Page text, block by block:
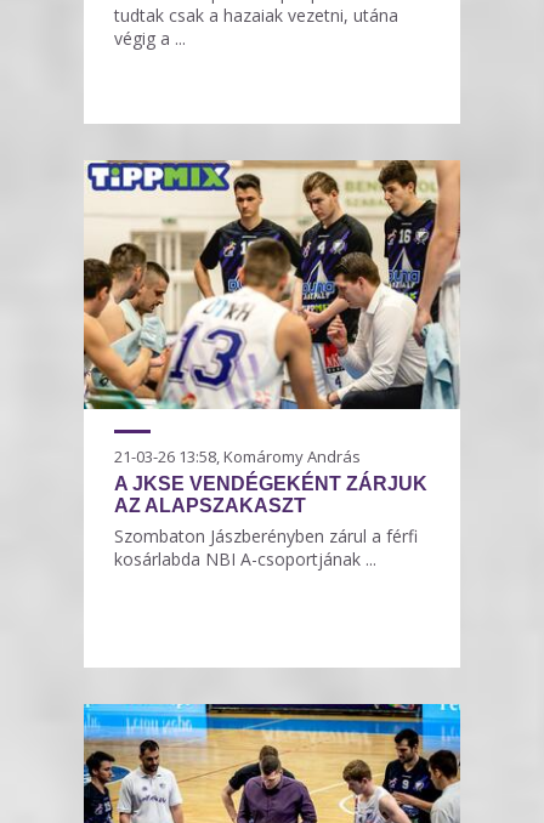
tudtak csak a hazaiak vezetni, utána
végig a ...
21-03-26 13:58, Komáromy András
A JKSE VENDÉGEKÉNT ZÁRJUK
AZ ALAPSZAKASZT
Szombaton Jászberényben zárul a férfi
kosárlabda NBI A-csoportjának ...